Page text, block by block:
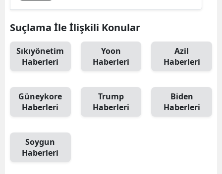
Suçlama İle İlişkili Konular
Sıkıyönetim
Haberleri
Yoon
Haberleri
Azil
Haberleri
Güneykore
Haberleri
Trump
Haberleri
Biden
Haberleri
Soygun
Haberleri